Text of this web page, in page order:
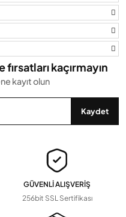
kaçırmayın
kayıt olun
Kaydet
GÜVENLİ ALIŞVERİŞ
256bit SSL Sertifikası